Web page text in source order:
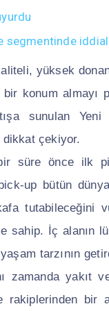
segmentinde
yüksek
konum almayı
sunulan
dikkat çekiyor.
süre önce ilk
up bütün
tutabileceğini
sahip. İç alanın
tarzının
zamanda yakıt
bir